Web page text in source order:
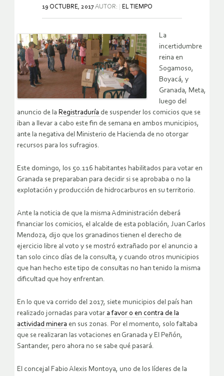
19 OCTUBRE, 2017AUTOR: EL TIEMPO
La
incertidumbre
reina en
Sogamoso,
Boyacá, y
Granada, Meta,
luego del
anuncio de la Registraduría de suspender los comicios que se
iban a llevar a cabo este fin de semana en ambos municipios,
ante la negativa del Ministerio de Hacienda de no otorgar
recursos para los sufragios.
Este domingo, los 50.116 habitantes habilitados para votar en
Granada se preparaban para decidir si se aprobaba o no la
explotación y producción de hidrocarburos en su territorio.
Ante la noticia de que la misma Administración deberá
financiar los comicios, el alcalde de esta población, Juan Carlos
Mendoza, dijo que los granadinos tienen el derecho de
ejercicio libre al voto y se mostró extrañado por el anuncio a
tan solo cinco días de la consulta, y cuando otros municipios
que han hecho este tipo de consultas no han tenido la misma
dificultad que hoy enfrentan.
En lo que va corrido del 2017, siete municipios del país han
realizado jornadas para votar a favor o en contra de la
actividad minera en sus zonas. Por el momento, solo faltaba
que se realizaran las votaciones en Granada y El Peñón,
Santander, pero ahora no se sabe qué pasará.
El concejal Fabio Alexis Montoya, uno de los líderes de la